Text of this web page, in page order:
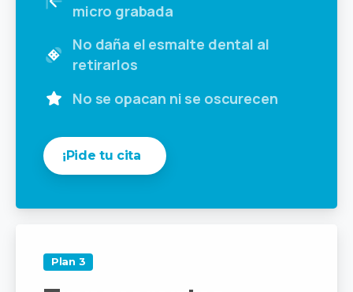
micro grabada
No daña el esmalte dental al
retirarlos
No se opacan ni se oscurecen
¡Pide tu cita
Plan 3